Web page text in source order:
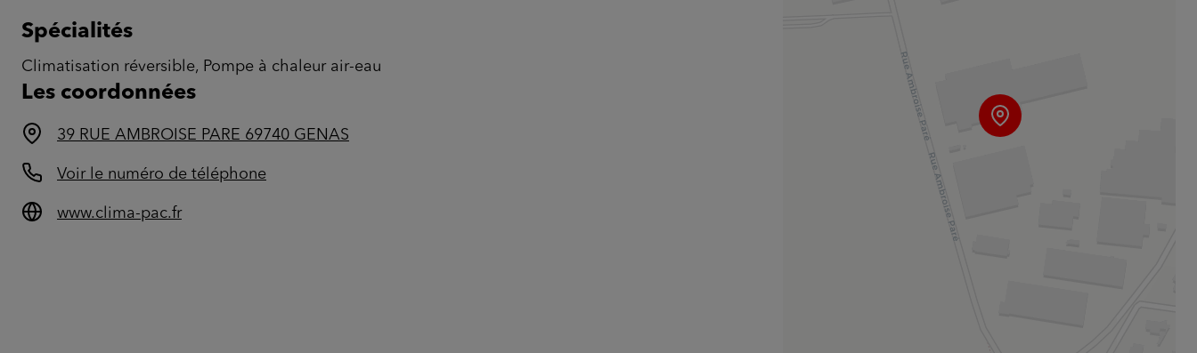
Spécialités
Climatisation réversible, Pompe à chaleur air-eau
Les coordonnées
39 RUE AMBROISE PARE 69740 GENAS
Voir le numéro de téléphone
www.clima-pac.fr